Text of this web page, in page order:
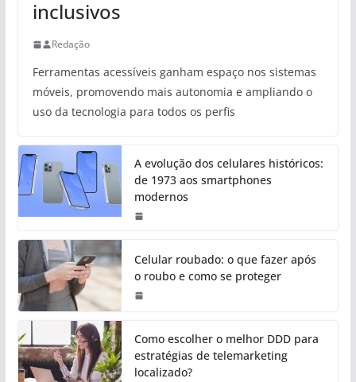
inclusivos
Redação
Ferramentas acessíveis ganham espaço nos sistemas
móveis, promovendo mais autonomia e ampliando o
uso da tecnologia para todos os perfis
A evolução dos celulares históricos:
de 1973 aos smartphones
modernos
Celular roubado: o que fazer após
o roubo e como se proteger
Como escolher o melhor DDD para
estratégias de telemarketing
localizado?